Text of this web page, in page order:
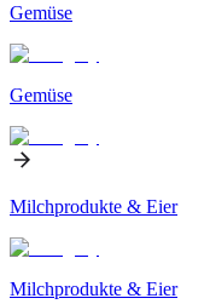
Gemüse
Gemüse
Milchprodukte & Eier
Milchprodukte & Eier